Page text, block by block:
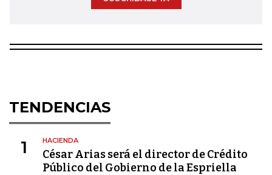
TENDENCIAS
1 HACIENDA
César Arias será el director de Crédito
Público del Gobierno de la Espriella